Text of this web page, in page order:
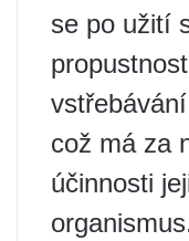
se po užití
což má za
účinnosti